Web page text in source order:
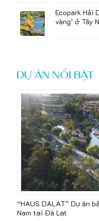
Ecopark Hải
vàng’ ở Tây
DỰ ÁN NỔI BẬT
“HAUS DALAT” Dự án
Nam tại Đà Lạt